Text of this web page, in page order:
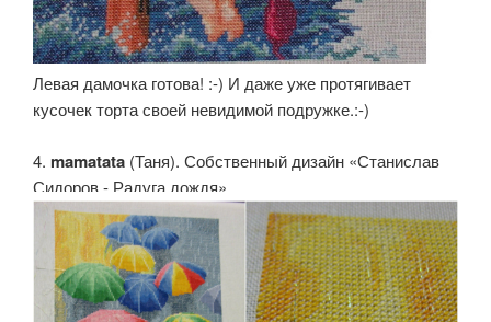
Левая дамочка готова! :-) И даже уже протягивает
кусочек торта своей невидимой подружке.:-)
4. mamatata (Таня). Собственный дизайн «Станислав
Сидоров - Радуга дождя»